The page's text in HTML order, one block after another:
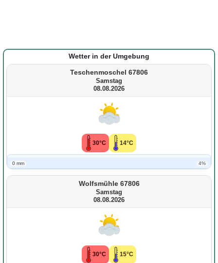
Wetter in der Umgebung
Teschenmoschel 67806
Samstag
08.08.2026
30°C 14°C
0 mm 4%
Wolfsmühle 67806
Samstag
08.08.2026
30°C 15°C